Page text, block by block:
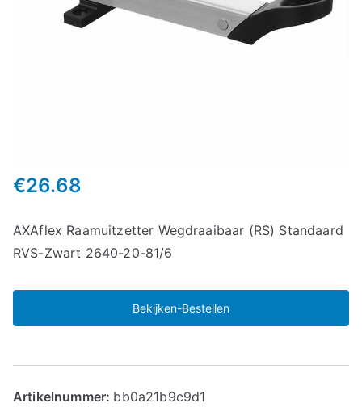
€26.68
AXAflex Raamuitzetter Wegdraaibaar (RS) Standaard
RVS-Zwart 2640-20-81/6
Bekijken-Bestellen
Artikelnummer: bb0a21b9c9d1